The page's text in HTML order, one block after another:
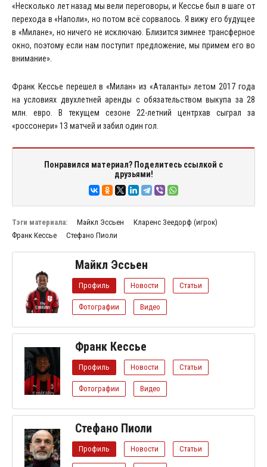
«Несколько лет назад мы вели переговоры, и Кессье был в шаге от
перехода в «Наполи», но потом всё сорвалось. Я вижу его будущее
в «Милане», но ничего не исключаю. Близится зимнее трансферное
окно, поэтому если нам поступит предложение, мы примем его во
внимание».
Франк Кессье перешел в «Милан» из «Аталанты» летом 2017 года
на условиях двухлетней аренды с обязательством выкупа за 28
млн. евро. В текущем сезоне 22-летний центрхав сыграл за
«россонери» 13 матчей и забил один гол.
Понравился материал? Поделитесь ссылкой с
друзьями!
Тэги материала: Майкл Эссьен
Кларенс Зеедорф (игрок)
Франк Кессье
Стефано Пиоли
Майкл Эссьен
Профиль Новости Статьи
Фотографии Видео
Франк Кессье
Профиль Новости Статьи
Фотографии Видео
Стефано Пиоли
Профиль Новости Статьи